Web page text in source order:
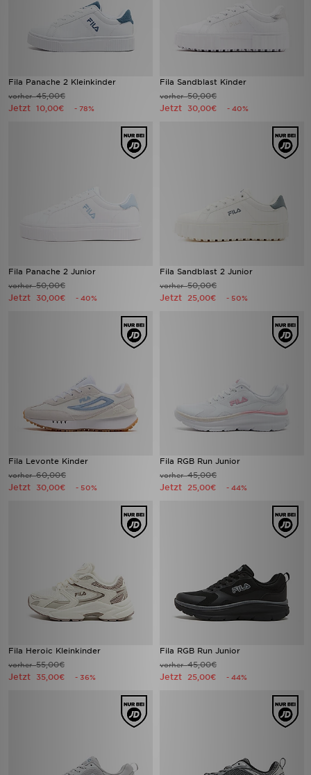
Fila Panache 2 Kleinkinder
vorher45,00€
Jetzt 10,00€ - 78%
Fila Sandblast Kinder
vorher50,00€
Jetzt 30,00€ - 40%
Fila Panache 2 Junior
vorher50,00€
Jetzt 30,00€ - 40%
Fila Sandblast 2 Junior
vorher50,00€
Jetzt 25,00€ - 50%
Fila Levonte Kinder
vorher60,00€
Jetzt 30,00€ - 50%
Fila RGB Run Junior
vorher45,00€
Jetzt 25,00€ - 44%
Fila Heroic Kleinkinder
vorher55,00€
Jetzt 35,00€ - 36%
Fila RGB Run Junior
vorher45,00€
Jetzt 25,00€ - 44%